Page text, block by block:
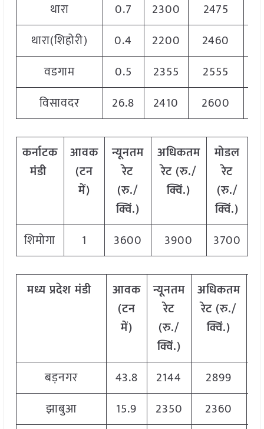
थारा 0.7 2300 2475
थारा(शिहोरी)
0.4 2200 2460
वडगाम
0.5 2355 2555
विसावदर
26.8 2410 2600
कर्नाटक
मंडी
आवक
(टन
में)
न्यूनतम
रेट
(रु./
क्विं.)
अधिकतम
रेट (रु./
क्विं.)
मोडल
रेट
(रु./
क्विं.)
शिमोगा
1 3600 3900 3700
मध्यप्रदेश मंडी
आवक
(टन
में)
न्यूनतम
रेट
(रु./
क्विं.)
अधिकतम
रेट (रु./
क्विं.)
बड़नगर
43.8 2144 2899
झाबुआ
15.9 2350 2360